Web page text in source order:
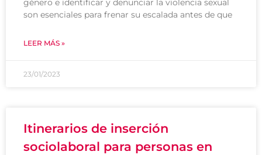
género e identificar y denunciar la violencia sexual
son esenciales para frenar su escalada antes de que
LEER MÁS »
23/01/2023
Itinerarios de inserción
sociolaboral para personas en